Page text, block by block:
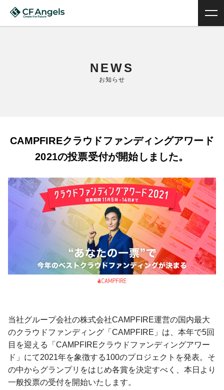
NEWS
お知らせ
CAMPFIREクラウドファンディングアワード
2021の投票受付が開始しました。
当社グループ会社の株式会社CAMPFIRE運営の国内最大
のクラウドファンディング「CAMPFIRE」は、本年で5回
目を迎える「CAMPFIREクラウドファンディングアワー
ド」にて2021年を象徴する100のプロジェクトを発表。そ
の中からグランプリをはじめ各賞を決定すべく、本日より
一般投票の受付を開始いたします。